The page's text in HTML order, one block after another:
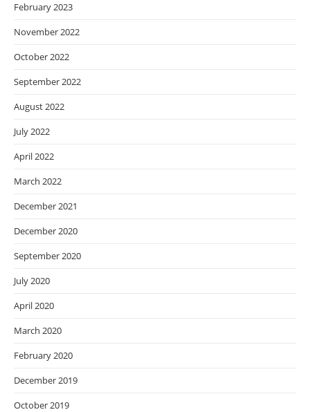
February 2023
November 2022
October 2022
September 2022
August 2022
July 2022
April 2022
March 2022
December 2021
December 2020
September 2020
July 2020
April 2020
March 2020
February 2020
December 2019
October 2019